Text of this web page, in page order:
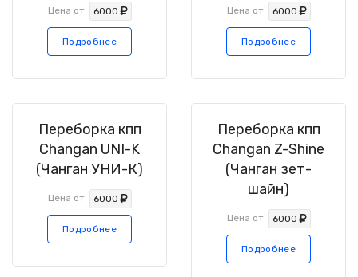
Цена от 6000
Подробнее
Цена от 6000
Подробнее
Переборка кпп
Changan UNI-K
(Чанган УНИ-К)
Цена от 6000
Подробнее
Переборка кпп
Changan Z-Shine
(Чанган зет-
шайн)
Цена от 6000
Подробнее